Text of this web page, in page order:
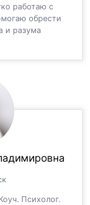
работаю с
обрести
и разума
Психолог.